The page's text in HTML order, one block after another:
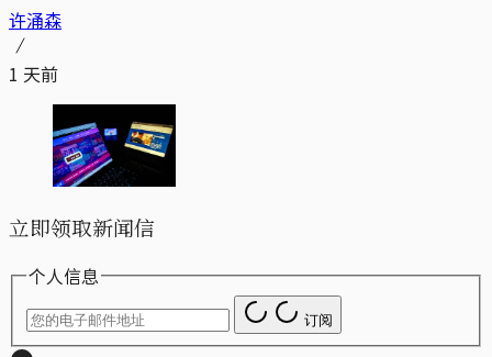
许涌森
1 天前
立即领取新闻信
个人信息
订阅